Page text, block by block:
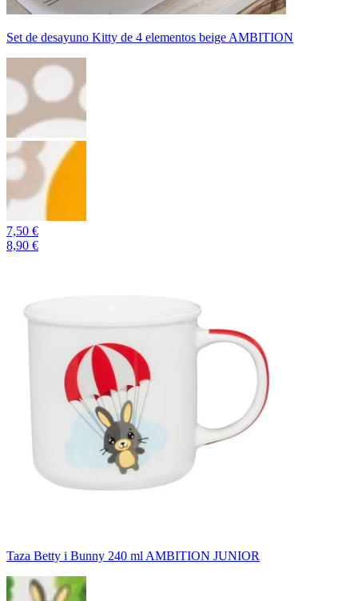
Set de desayuno Kitty de 4 elementos beige AMBITION
7,50 €
8,90 €
Taza Betty i Bunny 240 ml AMBITION JUNIOR